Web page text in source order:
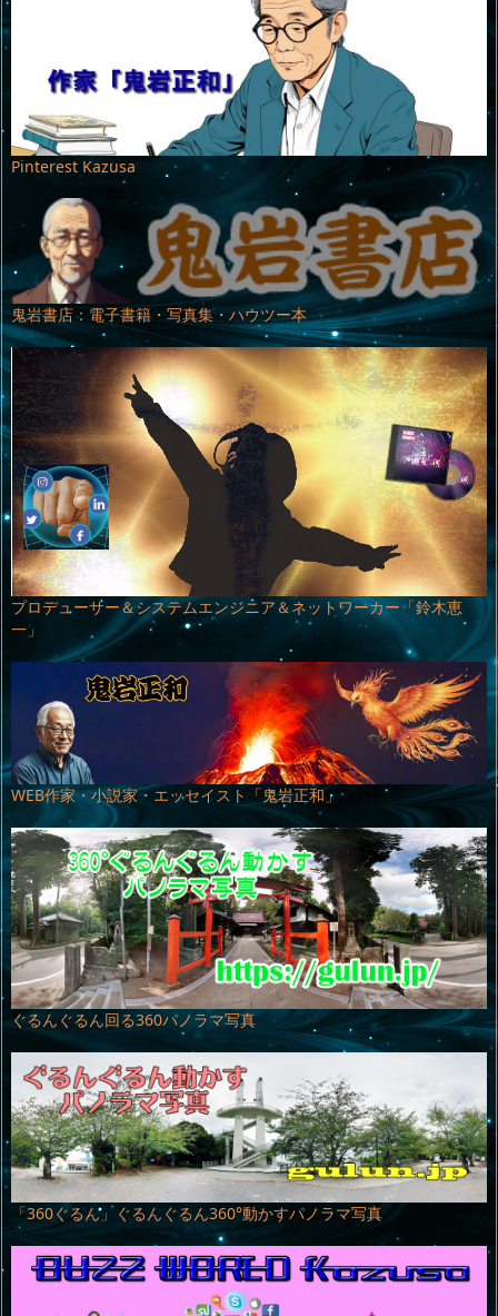
Pinterest Kazusa
鬼岩書店：電子書籍・写真集・ハウツー本
プロデューサー＆システムエンジニア＆ネットワーカー「鈴木恵
一」
WEB作家・小説家・エッセイスト「鬼岩正和」
ぐるんぐるん回る360パノラマ写真
「360ぐるん」ぐるんぐるん360°動かすパノラマ写真